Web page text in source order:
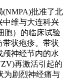
(NMPA)批准了北
中维与大连科兴
胞）的临床试验
带状疱疹。带状
颅神经节内的水
再激活引起的
为剧烈神经痛与